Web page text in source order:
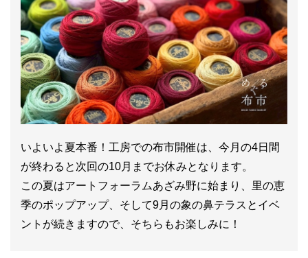
いよいよ夏本番！工房での布市開催は、今月の4日間
が終わると次回の10月までお休みとなります。
この夏はアートフォーラムあざみ野に始まり、里の恵
季のポップアップ、そして9月の象の鼻テラスとイベ
ントが続きますので、そちらもお楽しみに！